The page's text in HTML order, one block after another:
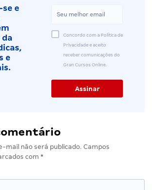
e
e
Concordo com a Política de
Privacidade e aceito
receber comunicações do
Gran Cursos Online.
mail não será publicado. Campos
com *